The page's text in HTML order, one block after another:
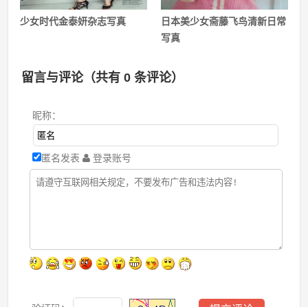
少女时代金泰妍杂志写真
日本美少女斋藤飞鸟清新日常
写真
留言与评论（共有0 条评论）
昵称：
匿名发表 登录账号